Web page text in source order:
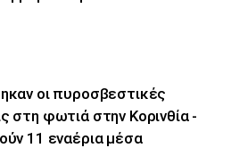
οι πυροσβεστικές
στη φωτιά στην Κορινθία -
11 εναέρια μέσα